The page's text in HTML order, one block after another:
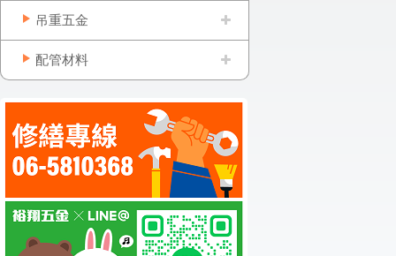
吊重五金
配管材料